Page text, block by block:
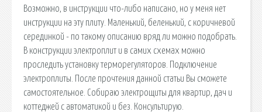
Возможно, в инструкции что-либо написано, но у меня нет
инструкции на эту плиту. Маленький, беленький, с коричневой
серединкой - по такому описанию вряд ли можно подобрать.
В конструкции электроплит и в самих схемах можно
проследить установку терморегуляторов. Подключение
электроплиты. После прочтения данной статьи Вы сможете
самостоятельное. Собираю электрощиты для квартир, дач и
коттеджей с автоматикой и без. Консультирую.